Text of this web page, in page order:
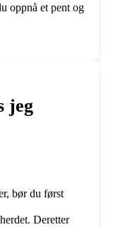
oppnå et pent og
jeg
bør du først
Deretter